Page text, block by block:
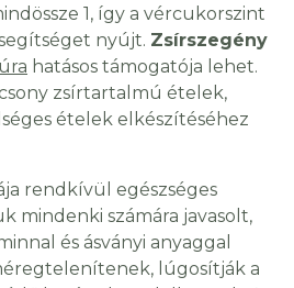
1, így a vércukorszint
nyújt. Zsírszegény
hatásos támogatója lehet.
zsírtartalmú ételek,
ételek elkészítéséhez
rendkívül egészséges
mindenki számára javasolt,
és ásványi anyaggal
lúgosítják a